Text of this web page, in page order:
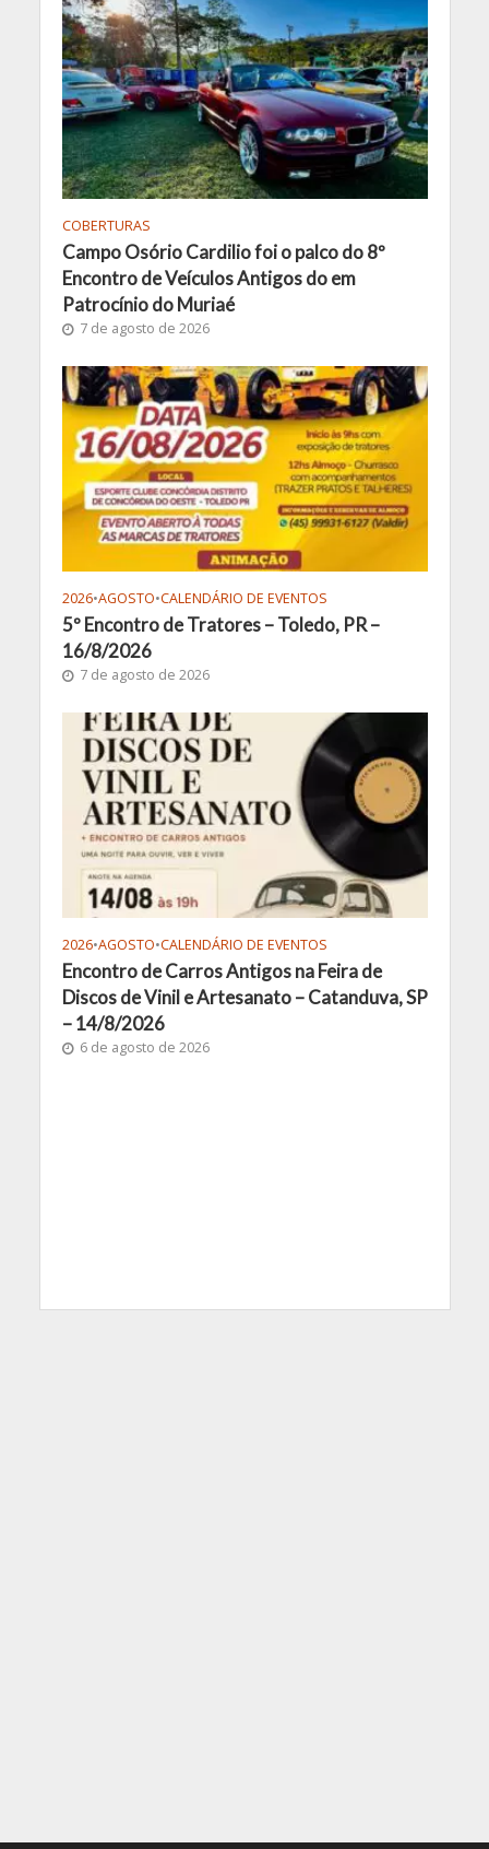
COBERTURAS
Campo Osório Cardilio foi o palco do 8º
Encontro de Veículos Antigos do em
Patrocínio do Muriaé
7 de agosto de 2026
2026•AGOSTO•CALENDÁRIO DE EVENTOS
5º Encontro de Tratores – Toledo, PR –
16/8/2026
7 de agosto de 2026
2026•AGOSTO•CALENDÁRIO DE EVENTOS
Encontro de Carros Antigos na Feira de
Discos de Vinil e Artesanato – Catanduva, SP
– 14/8/2026
6 de agosto de 2026